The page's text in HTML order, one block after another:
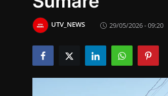
UTV_NEWS 29/05/2026 - 09:20